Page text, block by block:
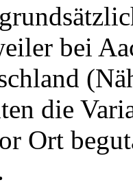
bei
die
Ort